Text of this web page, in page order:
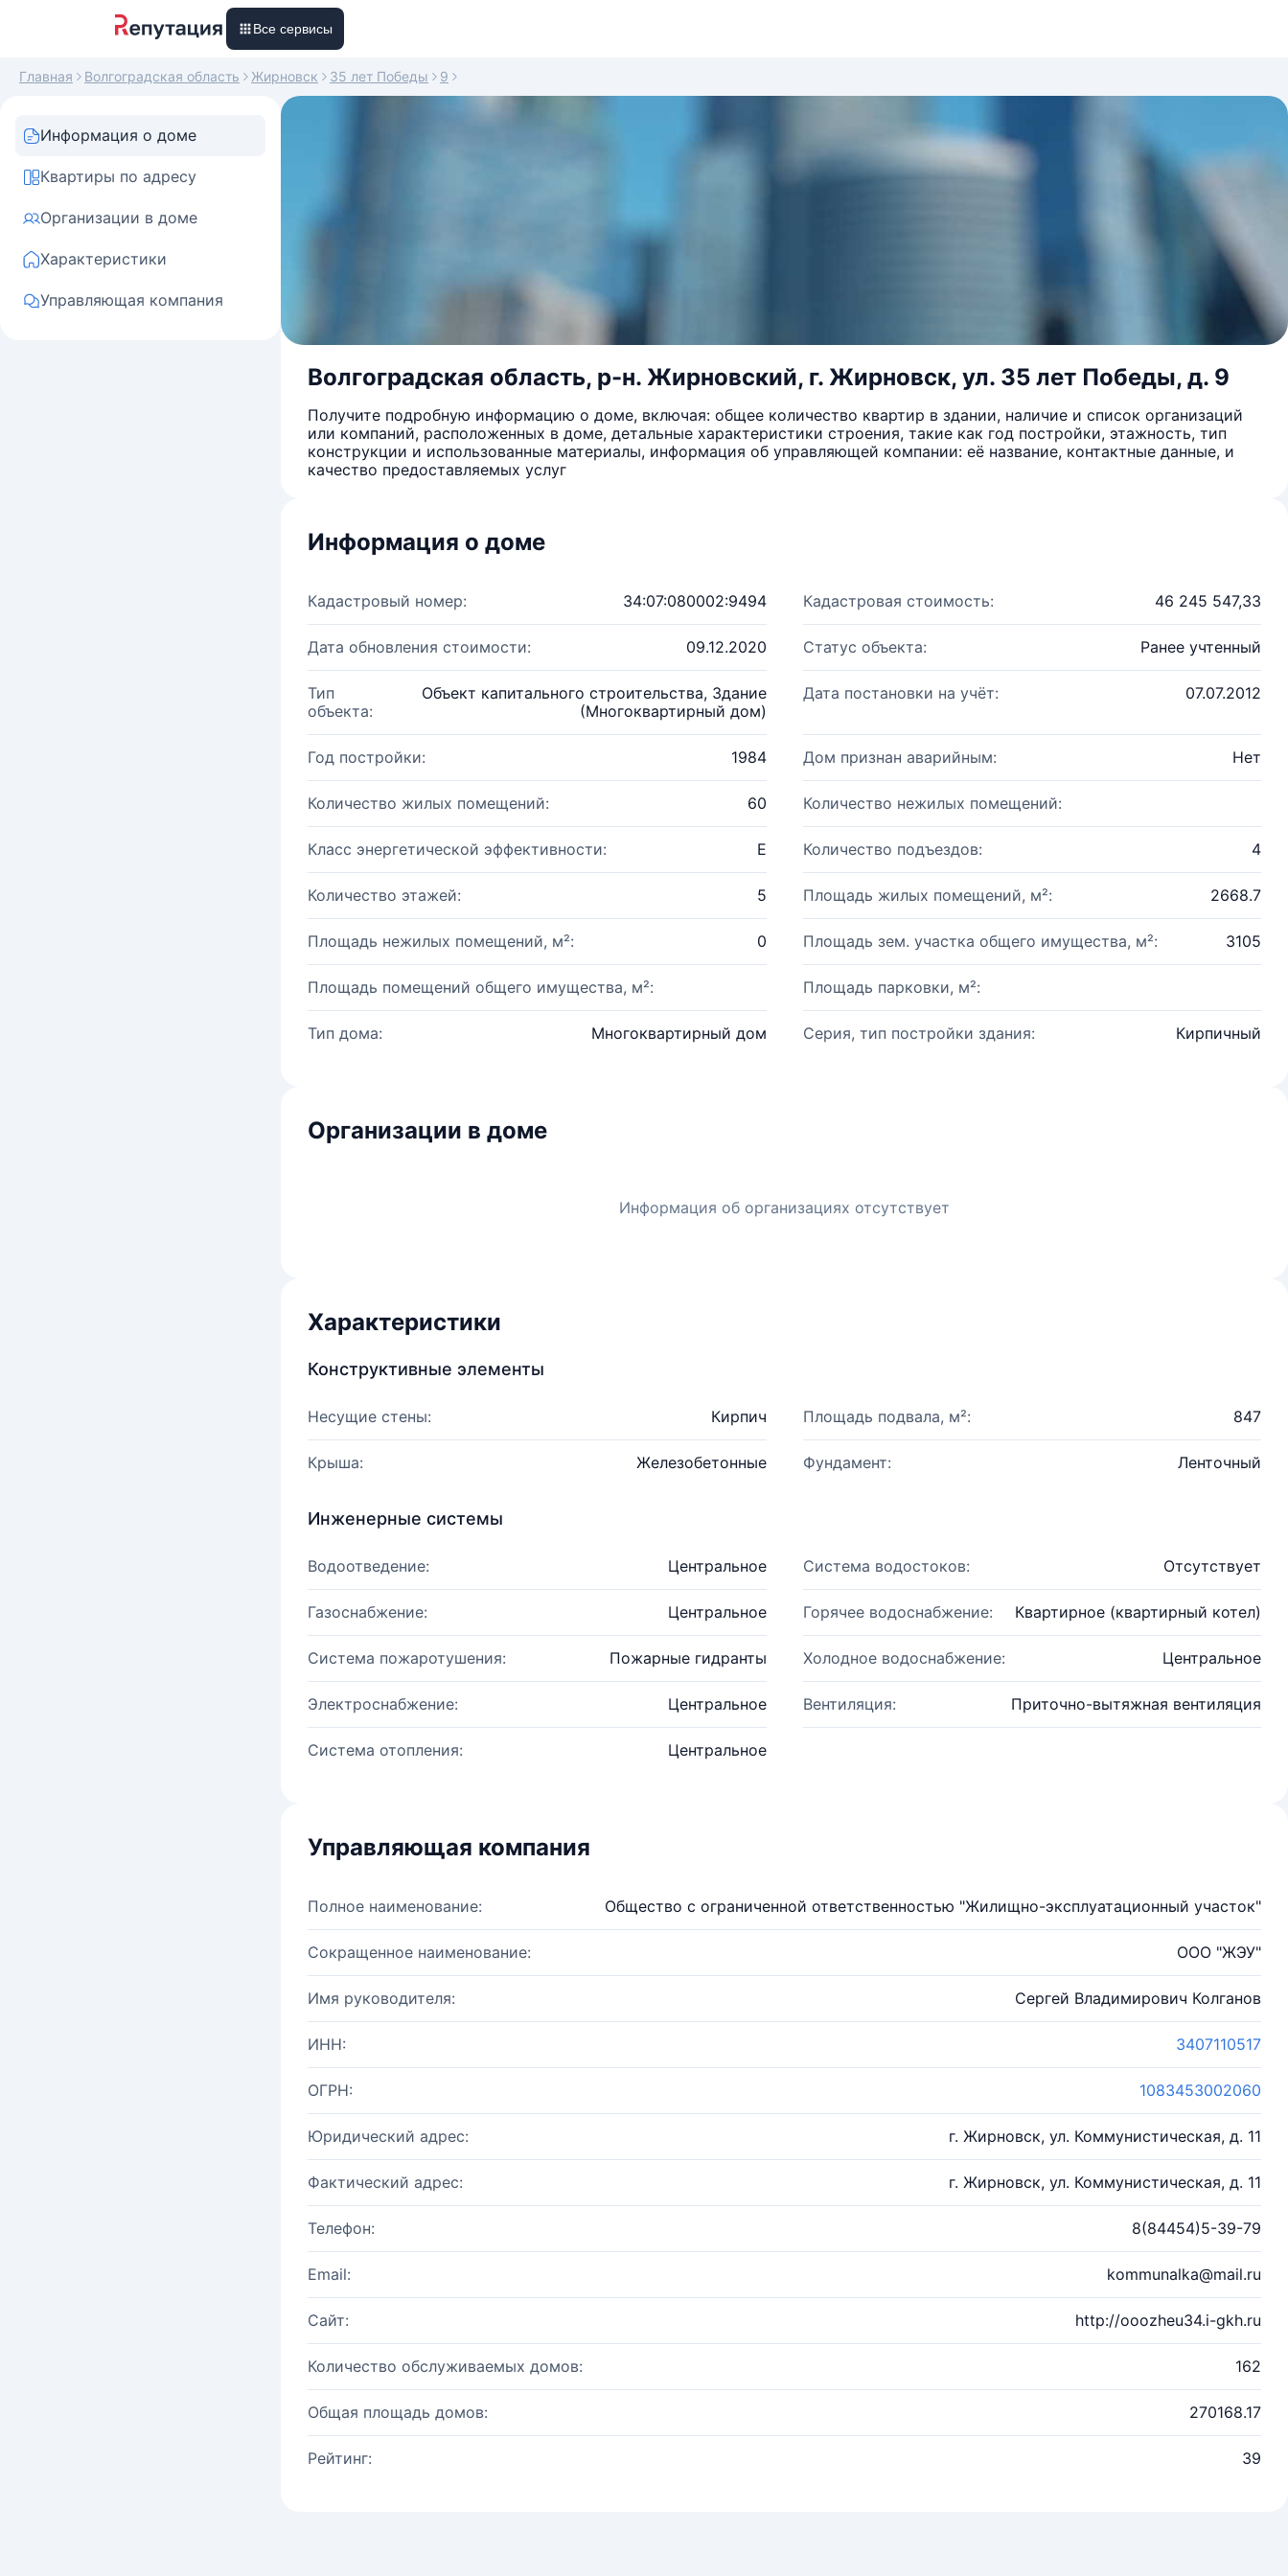
Все сервисы
Главная Волгоградская область Жирновск 35 лет Победы 9
Информация о доме
Квартиры по адресу
Организации в доме
Характеристики
Управляющая компания
Волгоградская область, р-н. Жирновский, г. Жирновск, ул. 35 лет Победы, д. 9
Получите подробную информацию о доме, включая: общее количество квартир в здании, наличие и список организаций
или компаний, расположенных в доме, детальные характеристики строения, такие как год постройки, этажность, тип
конструкции и использованные материалы, информация об управляющей компании: её название, контактные данные, и
качество предоставляемых услуг
Информация о доме
Кадастровый номер: 34:07:080002:9494 Кадастровая стоимость: 46 245 547,33
Дата обновления стоимости: 09.12.2020 Статус объекта: Ранее учтенный
Тип
объекта:
Объект капитального строительства, Здание
(Многоквартирный дом)
Дата постановки на учёт: 07.07.2012
Год постройки: 1984 Дом признан аварийным: Нет
Количество жилых помещений: 60 Количество нежилых помещений:
Класс энергетической эффективности: E Количество подъездов: 4
Количество этажей: 5 Площадь жилых помещений, м²: 2668.7
Площадь нежилых помещений, м²: 0 Площадь зем. участка общего имущества, м²: 3105
Площадь помещений общего имущества, м²: Площадь парковки, м²:
Тип дома: Многоквартирный дом Серия, тип постройки здания: Кирпичный
Организации в доме
Информация об организациях отсутствует
Характеристики
Конструктивные элементы
Несущие стены: Кирпич Площадь подвала, м²: 847
Крыша: Железобетонные Фундамент: Ленточный
Инженерные системы
Водоотведение: Центральное Система водостоков: Отсутствует
Газоснабжение: Центральное Горячее водоснабжение: Квартирное (квартирный котел)
Система пожаротушения: Пожарные гидранты Холодное водоснабжение: Центральное
Электроснабжение: Центральное Вентиляция: Приточно-вытяжная вентиляция
Система отопления: Центральное
Управляющая компания
Полное наименование: Общество с ограниченной ответственностью "Жилищно-эксплуатационный участок"
Сокращенное наименование: ООО "ЖЭУ"
Имя руководителя: Сергей Владимирович Колганов
ИНН: 3407110517
ОГРН: 1083453002060
Юридический адрес: г. Жирновск, ул. Коммунистическая, д. 11
Фактический адрес: г. Жирновск, ул. Коммунистическая, д. 11
Телефон: 8(84454)5-39-79
Email: kommunalka@mail.ru
Сайт: http://ooozheu34.i-gkh.ru
Количество обслуживаемых домов: 162
Общая площадь домов: 270168.17
Рейтинг: 39